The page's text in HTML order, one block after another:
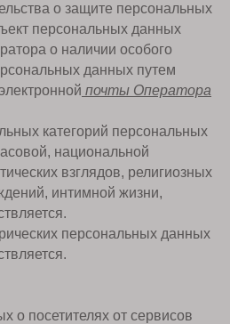
о защите персональных
персональных данных
о наличии особого
данных путем
почты Оператора
категорий персональных
национальной
взглядов, религиозных
интимной жизни,
персональных данных
о посетителях от сервисов